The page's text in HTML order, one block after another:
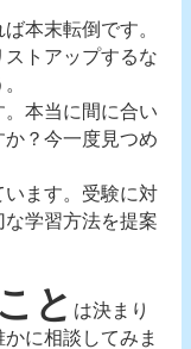
本末転倒です。
トアップするな
本当に間に合い
？今一度見つめ
います。受験に対
学習方法を提案
と は決まり
に相談してみま